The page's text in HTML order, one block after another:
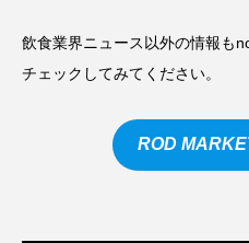
飲食業界ニュース以外の情報も
チェックしてみてください。
ROD